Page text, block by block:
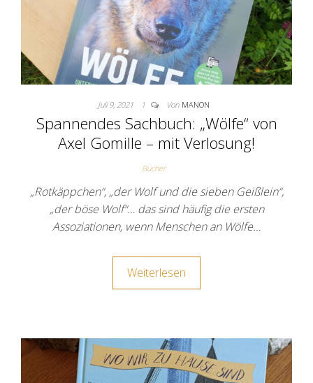
Juli 9, 2021 1 Von MANON
Spannendes Sachbuch: „Wölfe“ von
Axel Gomille – mit Verlosung!
Bücher
„Rotkäppchen“, „der Wolf und die sieben Geißlein“,
„der böse Wolf“… das sind häufig die ersten
Assoziationen, wenn Menschen an Wölfe…
Weiterlesen